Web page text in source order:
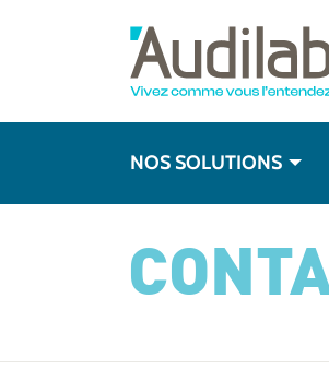
NOS SOLUTIONS